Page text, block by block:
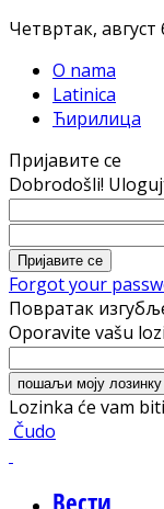
Четвртак, август
O nama
Latinica
Ћирилица
Пријавите се
Dobrodošli!
Forgot your
Повратак
Oporavite vašu
Lozinka će vam
Čudo